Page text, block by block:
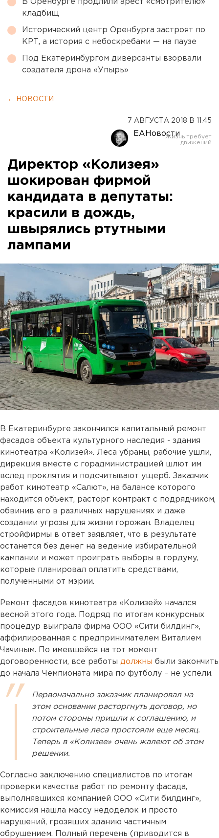
В Оренбурге продлили арест «смотрителю»
кладбищ
Исторический центр Оренбурга застроят по
КРТ, а история с небоскребами — на паузе
Под Екатеринбургом диверсанты взорвали
создателя дрона «Упырь»
← НОВОСТИ
7 АВГУСТА 2018 В 11:45
ЕАНовости
Директор «Колизея»
шокирован фирмой
кандидата в депутаты:
красили в дождь,
швырялись ртутными
лампами
В Екатеринбурге закончился капитальный ремонт
фасадов объекта культурного наследия - здания
кинотеатра «Колизей». Леса убраны, рабочие ушли,
дирекция вместе с горадминистрацией шлют им
вслед проклятия и подсчитывают ущерб. Заказчик
работ кинотеатр «Салют», на балансе которого
находится объект, расторг контракт с подрядчиком,
обвинив его в различных нарушениях и даже
создании угрозы для жизни горожан. Владелец
стройфирмы в ответ заявляет, что в результате
останется без денег на ведение избирательной
кампании и может проиграть выборы в гордуму,
которые планировал оплатить средствами,
полученными от мэрии.
Ремонт фасадов кинотеатра «Колизей» начался
весной этого года. Подряд по итогам конкурсных
процедур выиграла фирма ООО «Сити билдинг»,
аффилированная с предпринимателем Виталием
Чачиным. По имевшейся на тот момент
договоренности, все работы должны были закончить
до начала Чемпионата мира по футболу – не успели.
Первоначально заказчик планировал на
этом основании расторгнуть договор, но
потом стороны пришли к соглашению, и
строительные леса простояли еще месяц.
Теперь в «Колизее» очень жалеют об этом
решении.
Согласно заключению специалистов по итогам
проверки качества работ по ремонту фасада,
выполнявшихся компанией ООО «Сити билдинг»,
комиссия нашла массу недоделок и просто
нарушений, грозящих зданию частичным
обрушением. Полный перечень (приводится в